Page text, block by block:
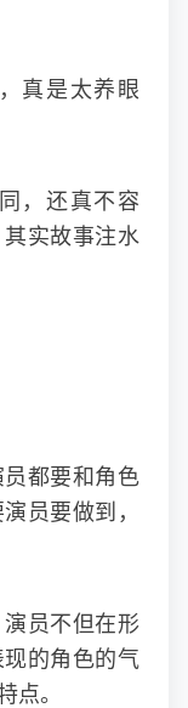
真是太养眼
，还真不容
实故事注水
都要和角色
员要做到，
员不但在形
的角色的气
点。